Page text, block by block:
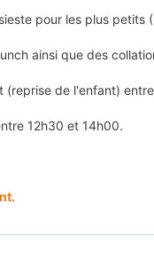
pour les plus petits
ainsi que des
(reprise de l'enfant)
12h30 et 14h00.